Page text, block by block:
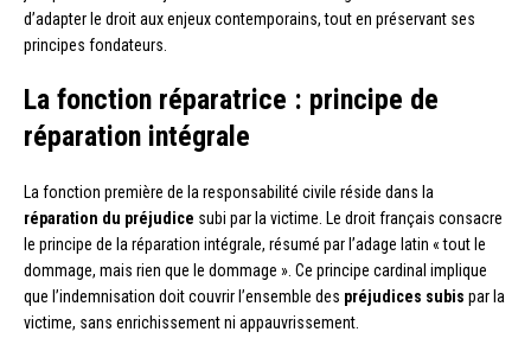
d’adapter le droit aux enjeux contemporains, tout en préservant ses
principes fondateurs.
La fonction réparatrice : principe de
réparation intégrale
La fonction première de la responsabilité civile réside dans la
réparation du préjudice subi par la victime. Le droit français consacre
le principe de la réparation intégrale, résumé par l’adage latin « tout le
dommage, mais rien que le dommage ». Ce principe cardinal implique
que l’indemnisation doit couvrir l’ensemble des préjudices subis par la
victime, sans enrichissement ni appauvrissement.